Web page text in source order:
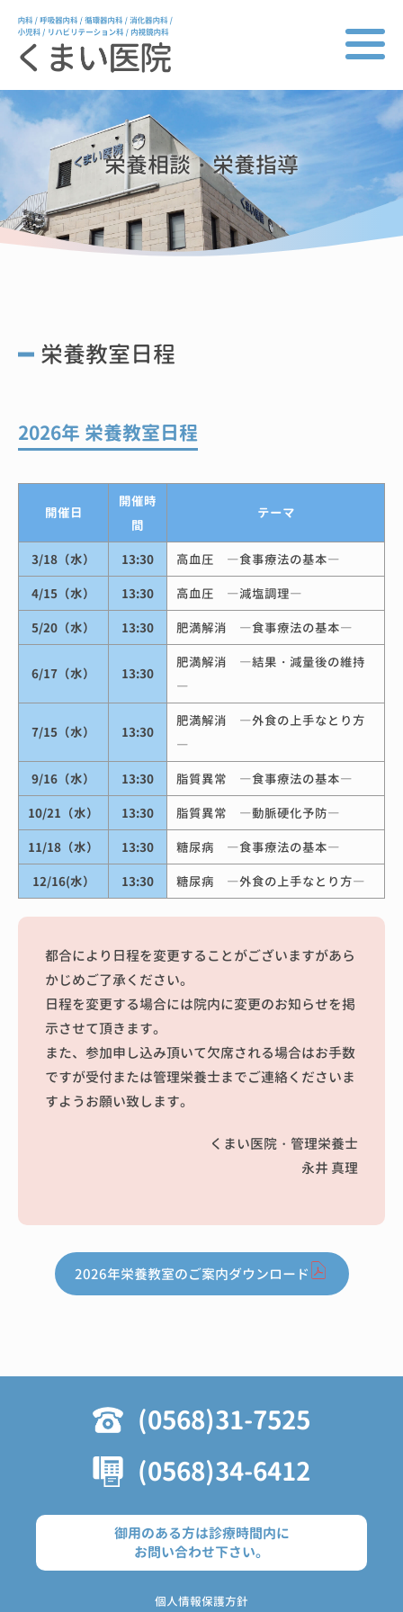
栄養相談・栄養指導
栄養教室日程
2026年 栄養教室日程
開催日
開催時
間
テーマ
3/18（水） 13:30
高血圧 ―食事療法の基本―
4/15（水）
13:30
高血圧 ―減塩調理―
5/20（水）
13:30 肥満解消 ―食事療法の基本―
6/17（水） 13:30
肥満解消 ―結果・減量後の維持
―
7/15（水） 13:30
肥満解消 ―外食の上手なとり方
―
9/16（水）
13:30
脂質異常 ―食事療法の基本―
10/21（水）
13:30
脂質異常 ―動脈硬化予防―
11/18（水）
13:30
糖尿病 ―食事療法の基本―
12/16(水）
13:30 糖尿病 ―外食の上手なとり方―
都合により日程を変更することがございますがあら
かじめご了承ください。
日程を変更する場合には院内に変更のお知らせを掲
示させて頂きます。
また、参加申し込み頂いて欠席される場合はお手数
ですが受付または管理栄養士までご連絡くださいま
すようお願い致します。
くまい医院・管理栄養士
永井 真理
2026年栄養教室のご案内ダウンロード
(0568)31-7525
(0568)34-6412
御用のある方は診療時間内に
お問い合わせ下さい。
個人情報保護方針